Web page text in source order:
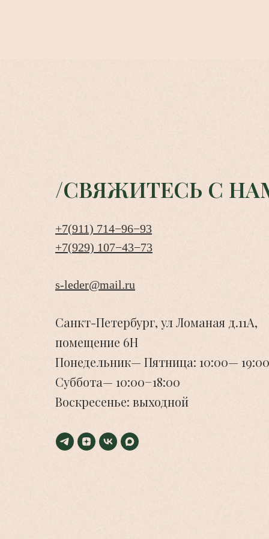
/СВЯЖИТЕСЬ С
+7(911) 714−96−93
+7(929) 107−43−73
s-leder@mail.ru
Санкт-Петербург, ул Ломаная д.11А,
помещение 6Н
Понедельник— Пятница: 10:00—
Суббота— 10:00−18:00
Воскресенье: выходной